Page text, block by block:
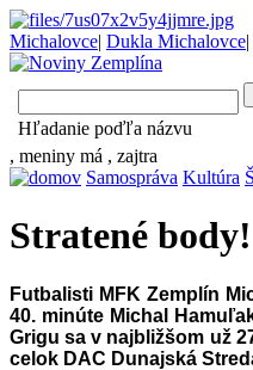
Michalovce| Dukla Michalovce|
Hľadanie poďľa názvu
, meniny má , zajtra
Samospráva Kultúra
Stratené
Futbalisti MFK Zemplín
40. minúte Michal
Grigu sa v najbližšom už
celok DAC Dunajská